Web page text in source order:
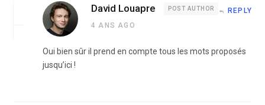
David Louapre POST AUTHOR
4 ANS AGO
REPLY
Oui bien sûr il prend en compte tous les mots proposés
jusqu’ici !